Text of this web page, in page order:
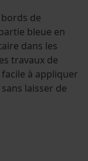
de
bleue en
dans les
travaux de
à appliquer
laisser de